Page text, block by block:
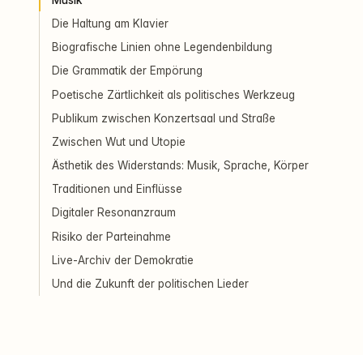
Die Haltung am Klavier
Biografische Linien ohne Legendenbildung
Die Grammatik der Empörung
Poetische Zärtlichkeit als politisches Werkzeug
Publikum zwischen Konzertsaal und Straße
Zwischen Wut und Utopie
Ästhetik des Widerstands: Musik, Sprache, Körper
Traditionen und Einflüsse
Digitaler Resonanzraum
Risiko der Parteinahme
Live-Archiv der Demokratie
Und die Zukunft der politischen Lieder